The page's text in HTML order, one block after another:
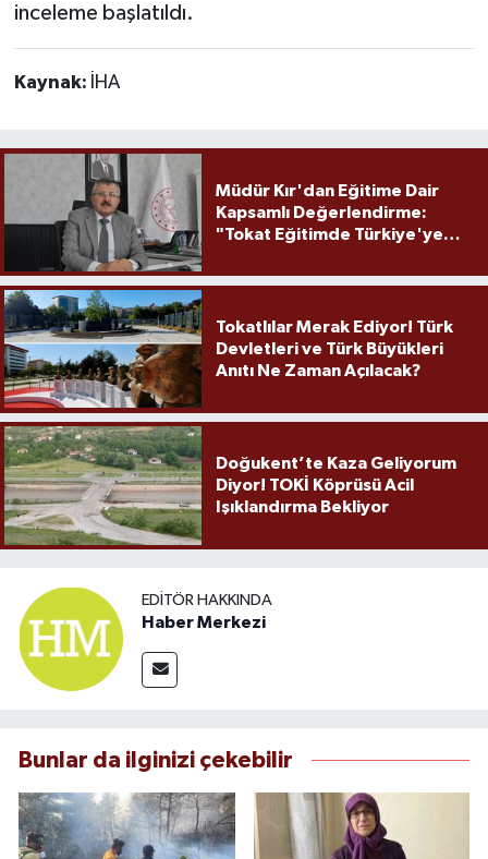
inceleme başlatıldı.
Kaynak: İHA
Müdür Kır'dan Eğitime Dair
Kapsamlı Değerlendirme:
"Tokat Eğitimde Türkiye'ye
Tokatlılar Merak Ediyor! Türk
Devletleri ve Türk Büyükleri
Anıtı Ne Zaman Açılacak?
Doğukent’te Kaza Geliyorum
Diyor! TOKİ Köprüsü Acil
Işıklandırma Bekliyor
EDITÖR HAKKINDA
Haber Merkezi
Bunlar da ilginizi çekebilir